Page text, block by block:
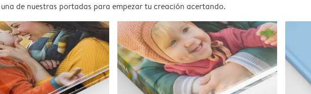
una de nuestras portadas para empezar tu creación acertando.